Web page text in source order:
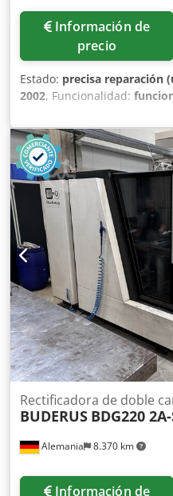
Información de
precio
Estado: precisa reparación
2002, Funcionalidad:
,
rectificadora plana de
fabricación 2002. El
Diskus IONIOC está
está operativa. Es posible
la ubicación en
Alemania 8.370 km
Rectificadora de doble
BUDERUS BDG220
Información de